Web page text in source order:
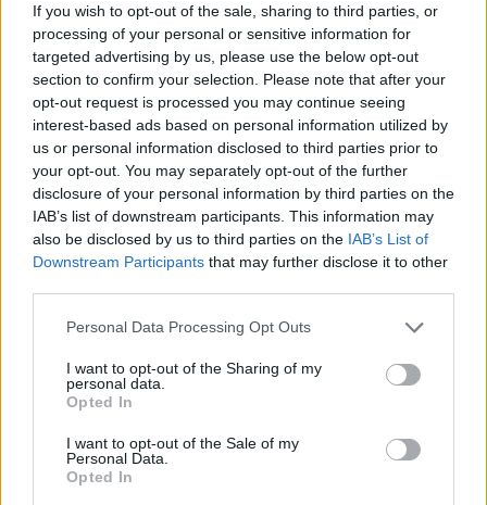
If you wish to opt-out of the sale, sharing to third parties, or
processing of your personal or sensitive information for
targeted advertising by us, please use the below opt-out
section to confirm your selection. Please note that after your
opt-out request is processed you may continue seeing
interest-based ads based on personal information utilized by
us or personal information disclosed to third parties prior to
your opt-out. You may separately opt-out of the further
disclosure of your personal information by third parties on the
IAB’s list of downstream participants. This information may
also be disclosed by us to third parties on the IAB’s List of
Downstream Participants that may further disclose it to other
Please note that this website/app uses one or more Google
not limited to your visit or usage behaviour. You may click to
grant or deny consent to Google and its third-party tags to
use your data for below specified purposes in below Google
consent section.
Personal Data Processing Opt Outs
I want to opt-out of the Sharing of my
personal data.
Opted In
I want to opt-out of the Sale of my
Personal Data.
Opted In
Több adó- és vámszabály is módosul július 31-től